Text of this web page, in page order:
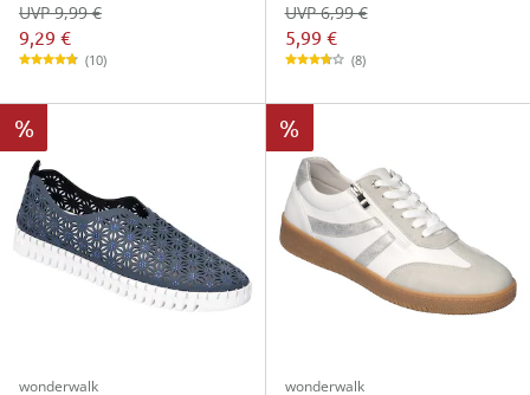
9,29 €
UVP 9,99 €
(10)
5,99 €
UVP 6,99 €
(8)
%
wonderwalk
%
wonderwalk